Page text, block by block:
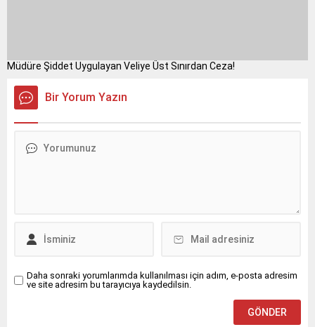
Müdüre Şiddet Uygulayan Veliye Üst Sınırdan Ceza!
Bir Yorum Yazın
Daha sonraki yorumlarımda kullanılması için adım, e-posta adresim
ve site adresim bu tarayıcıya kaydedilsin.